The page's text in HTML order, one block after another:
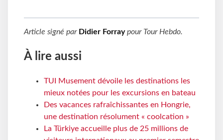
Article signé par Didier Forraypour Tour Hebdo.
À lire aussi
TUI Musement dévoile les destinations les
mieux notées pour les excursions en bateau
Des vacances rafraîchissantes en Hongrie,
une destination résolument « coolcation »
La Türkiye accueille plus de 25 millions de